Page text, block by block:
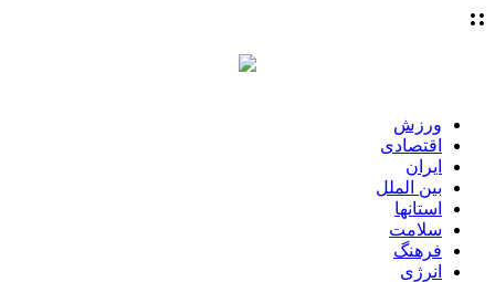
::
ورزش
اقتصادی
ایران
بین الملل
استانها
سلامت
فرهنگ
انرژی